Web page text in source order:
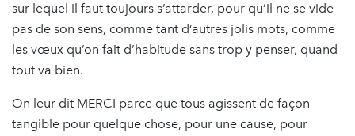
sur lequel il faut toujours s’attarder, pour qu’il ne se vide
pas de son sens, comme tant d’autres jolis mots, comme
les vœux qu’on fait d’habitude sans trop y penser, quand
tout va bien.
On leur dit MERCI parce que tous agissent de façon
tangible pour quelque chose, pour une cause, pour